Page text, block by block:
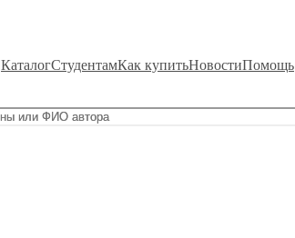
КаталогСтудентамКак купитьНовостиПомощь